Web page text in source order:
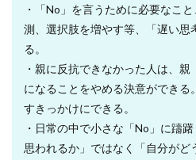
・「No」を言うために必要なこ
測、選択肢を増やす等、「遅い思
る。
・親に反抗できなかった人は、
になることをやめる決意ができる
すきっかけにできる。
・日常の中で小さな「No」に躊
思われるか」ではなく「自分がど